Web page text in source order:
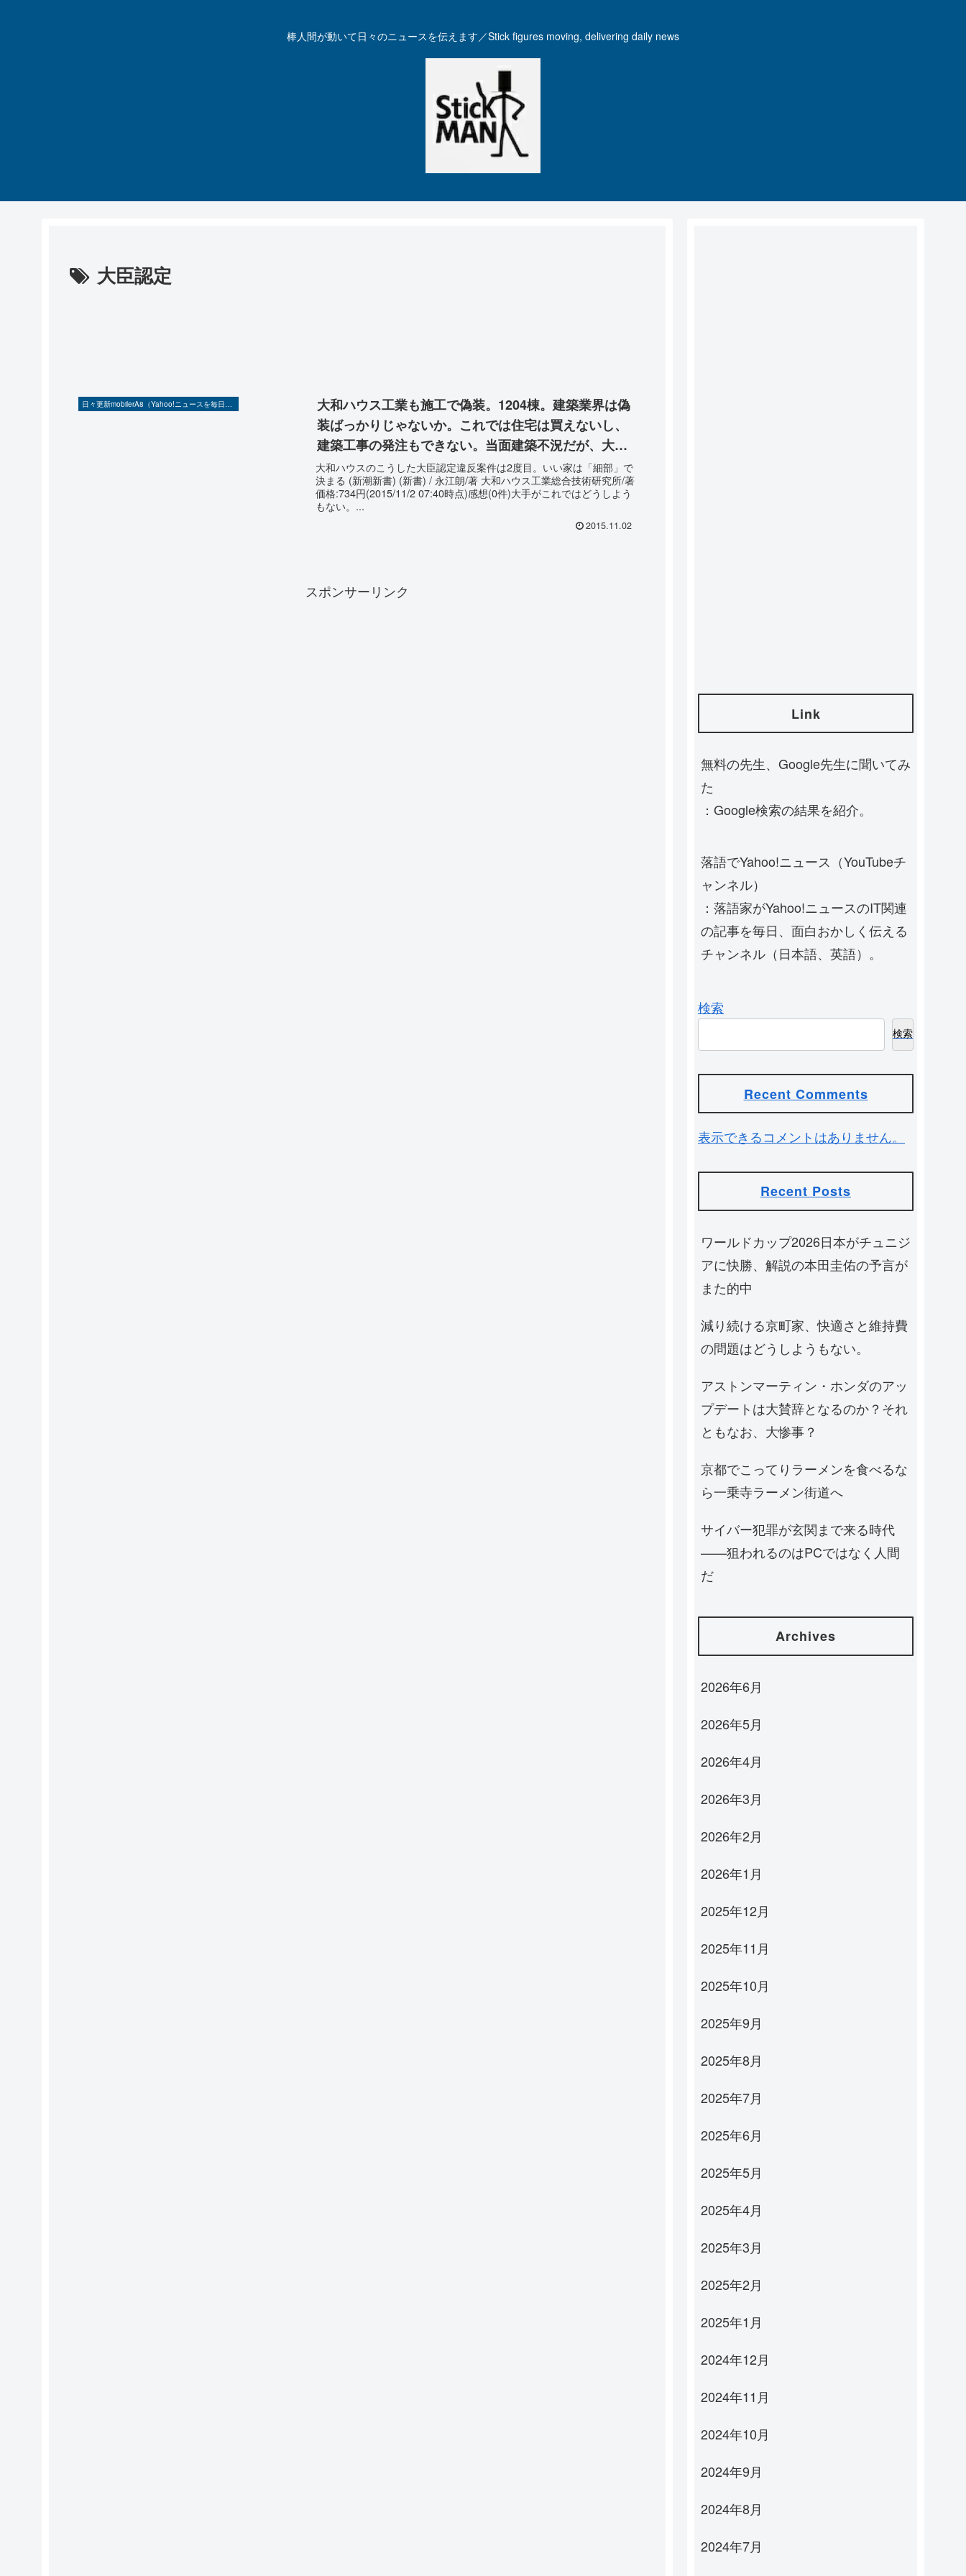
棒人間が動いて日々のニュースを伝えます／Stick figures moving, delivering daily news
大臣認定
日々更新mobilerA8（Yahoo!ニュースを毎日ウォッチ）
大和ハウス工業も施工で偽装。1204棟。建築業界は偽
装ばっかりじゃないか。これでは住宅は買えないし、
建築工事の発注もできない。当面建築不況だが、大手
がダメな業界はダメじゃないか？
大和ハウスのこうした大臣認定違反案件は2度目。いい家は「細部」で
決まる (新潮新書) (新書) / 永江朗/著 大和ハウス工業総合技術研究所/著
価格:734円(2015/11/2 07:40時点)感想(0件)大手がこれではどうしよう
もない。...
2015.11.02
スポンサーリンク
Link
無料の先生、Google先生に聞いてみ
た
：Google検索の結果を紹介。
落語でYahoo!ニュース（YouTubeチ
ャンネル）
：落語家がYahoo!ニュースのIT関連
の記事を毎日、面白おかしく伝える
チャンネル（日本語、英語）。
検索
検索
Recent Comments
表示できるコメントはありません。
Recent Posts
ワールドカップ2026日本がチュニジ
アに快勝、解説の本田圭佑の予言が
また的中
減り続ける京町家、快適さと維持費
の問題はどうしようもない。
アストンマーティン・ホンダのアッ
プデートは大賛辞となるのか？それ
ともなお、大惨事？
京都でこってりラーメンを食べるな
ら一乗寺ラーメン街道へ
サイバー犯罪が玄関まで来る時代
——狙われるのはPCではなく人間
だ
Archives
2026年6月
2026年5月
2026年4月
2026年3月
2026年2月
2026年1月
2025年12月
2025年11月
2025年10月
2025年9月
2025年8月
2025年7月
2025年6月
2025年5月
2025年4月
2025年3月
2025年2月
2025年1月
2024年12月
2024年11月
2024年10月
2024年9月
2024年8月
2024年7月